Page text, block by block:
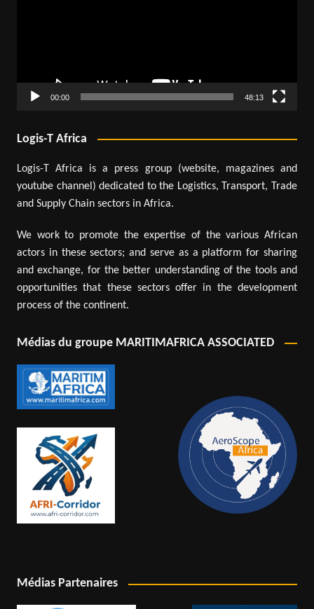
00:00 48:13
Logis-T Africa
Logis-T Africa is a press group (website, magazines and
youtube channel) dedicated to the Logistics, Transport, Trade
and Supply Chain sectors in Africa.
We work to promote the expertise of the various African
actors in these sectors; and serve as a platform for sharing
and exchange, for the better understanding of the tools and
opportunities that these sectors offer in the development
process of the continent.
Médias du groupe MARITIMAFRICA ASSOCIATED
Médias Partenaires